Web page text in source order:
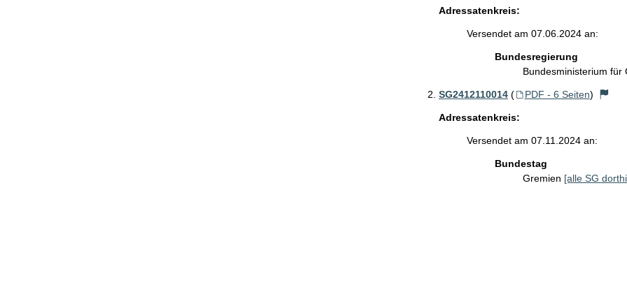
Adressatenkreis:
Versendet am 07.06.2024 an:
Bundesregierung
Bundesministerium
SG2412110014 ( PDF - 6 Seiten)
Adressatenkreis:
Versendet am 07.11.2024 an:
Bundestag
Gremien [alle SG